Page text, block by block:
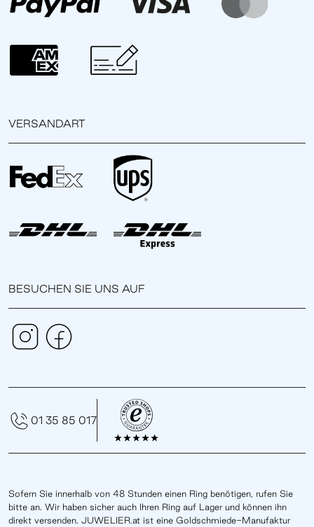
VERSANDART
BESUCHEN SIE UNS AUF
Sofern Sie innerhalb von 48 Stunden einen Ring benötigen, rufen Sie
bitte an. Wir haben sicher auch Ihren Ring auf Lager und können ihn
direkt versenden. JUWELIER.at ist eine Goldschmiede-Manufaktur
01 35 85 017